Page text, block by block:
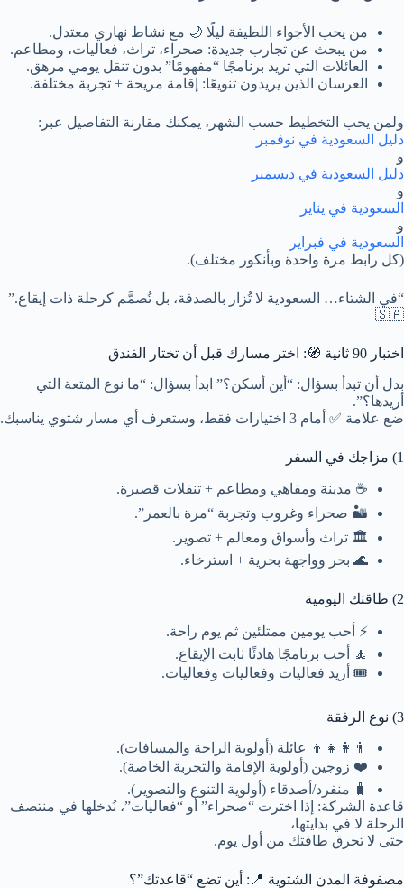
من يحب الأجواء اللطيفة ليلًا 🌙 مع نشاط نهاري معتدل.
من يبحث عن تجارب جديدة: صحراء، تراث، فعاليات، ومطاعم.
العائلات التي تريد برنامجًا “مفهومًا” بدون تنقل يومي مرهق.
العرسان الذين يريدون تنويعًا: إقامة مريحة + تجربة مختلفة.
ولمن يحب التخطيط حسب الشهر، يمكنك مقارنة التفاصيل عبر:
دليل السعودية في نوفمبر
و
دليل السعودية في ديسمبر
و
السعودية في يناير
و
السعودية في فبراير
(كل رابط مرة واحدة وبأنكور مختلف).
“في الشتاء… السعودية لا تُزار بالصدفة، بل تُصمَّم كرحلة ذات إيقاع.”
🇸🇦
اختبار 90 ثانية 🧭: اختر مسارك قبل أن تختار الفندق
بدل أن تبدأ بسؤال: “أين أسكن؟” ابدأ بسؤال: “ما نوع المتعة التي
أريدها؟”.
ضع علامة ✅ أمام 3 اختيارات فقط، وستعرف أي مسار شتوي يناسبك.
1) مزاجك في السفر
☕ مدينة ومقاهي ومطاعم + تنقلات قصيرة.
🏜️ صحراء وغروب وتجربة “مرة بالعمر”.
🏛️ تراث وأسواق ومعالم + تصوير.
🌊 بحر وواجهة بحرية + استرخاء.
2) طاقتك اليومية
⚡ أحب يومين ممتلئين ثم يوم راحة.
🧘 أحب برنامجًا هادئًا ثابت الإيقاع.
🎟️ أريد فعاليات وفعاليات وفعاليات.
3) نوع الرفقة
👨‍👩‍👧‍👦 عائلة (أولوية الراحة والمسافات).
❤️ زوجين (أولوية الإقامة والتجربة الخاصة).
🧳 منفرد/أصدقاء (أولوية التنوع والتصوير).
قاعدة الشركة: إذا اخترت “صحراء” أو “فعاليات”، نُدخلها في منتصف
الرحلة لا في بدايتها،
حتى لا تحرق طاقتك من أول يوم.
مصفوفة المدن الشتوية 📍: أين تضع “قاعدتك”؟